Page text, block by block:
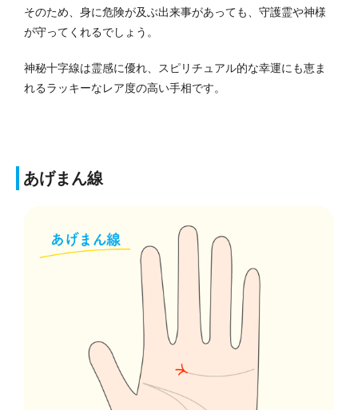
そのため、身に危険が及ぶ出来事があっても、守護霊や神様
が守ってくれるでしょう。
神秘十字線は霊感に優れ、スピリチュアル的な幸運にも恵ま
れるラッキーなレア度の高い手相です。
あげまん線